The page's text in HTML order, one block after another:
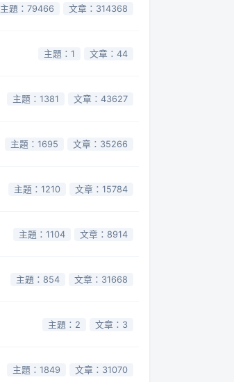
主題：79466 文章：314368
主題：1 文章：44
主題：1381 文章：43627
主題：1695 文章：35266
主題：1210 文章：15784
主題：1104 文章：8914
主題：854 文章：31668
主題：2 文章：3
主題：1849 文章：31070